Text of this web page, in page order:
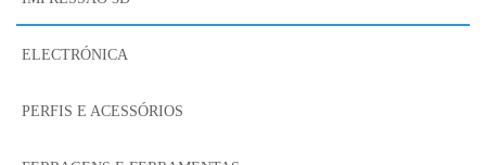
ELECTRÓNICA
PERFIS E ACESSÓRIOS